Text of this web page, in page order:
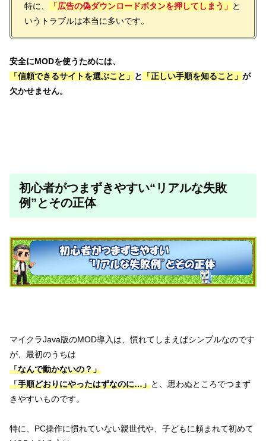
特に、 「広告の偽ダウンロードボタンを押してしまう」 と
いうトラブルは本当に多いです。
安全にMODを使うためには、
「信頼できるサイトを選ぶこと」 と 「正しい手順を知ること」 が
欠かせません。
初心者がつまずきやすい“リアルな失敗
例”とその正体
マイクラJava版のMOD導入は、慣れてしまえばシンプルなのです
が、最初のうちは
「なんで動かないの？」
「手順どおりにやったはずなのに…」と、思わぬところでつまず
きやすいものです。
特に、PC操作に慣れていない親世代や、子どもに頼まれて初めて